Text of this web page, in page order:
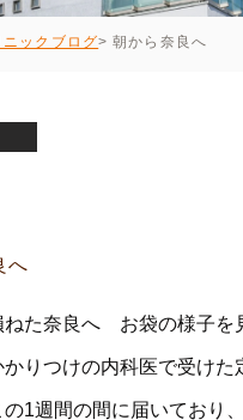
ニックブログ 朝から奈良へ
へ
ねた奈良へ お袋の様子を
かりつけの内科医で受けた
1週間の間に届いており